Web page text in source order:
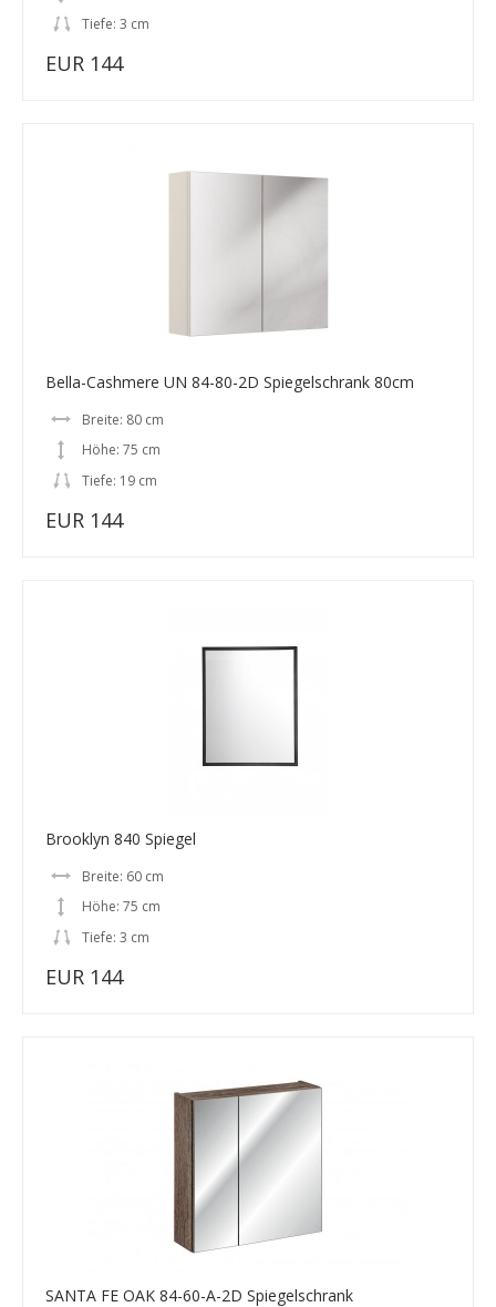
Tiefe: 3 cm
EUR 144
Bella-Cashmere UN 84-80-2D Spiegelschrank 80cm
Breite: 80 cm
Höhe: 75 cm
Tiefe: 19 cm
EUR 144
Brooklyn 840 Spiegel
Breite: 60 cm
Höhe: 75 cm
Tiefe: 3 cm
EUR 144
SANTA FE OAK 84-60-A-2D Spiegelschrank